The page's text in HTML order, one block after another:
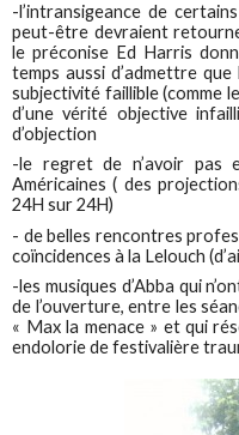
-l’intransigeance de
peut-être devraient
le préconise Ed Harris
temps aussi d’admettre que
subjectivité faillible (comme
d’une vérité objective
d’objection
-le regret de n’avoir pas
Américaines ( des
24H sur 24H)
- de belles rencontres
coïncidences à la Lelouch
-les musiques d’Abba qui
de l’ouverture, entre les
« Max la menace » et qui
endolorie de festivalière